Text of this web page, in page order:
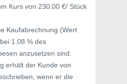
Kurs von 230,00 €/ Stück
Kaufabrechnung (Wert
1,08 % des
anzusetzen sind.
erhält der Kunde von
wenn er die